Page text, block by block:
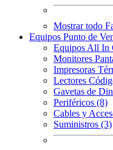
Mostrar todo
Equipos Punto de
Equipos All In
Monitores
Impresoras
Lectores
Gavetas de
Periféricos (8)
Cables y
Suministros (3)